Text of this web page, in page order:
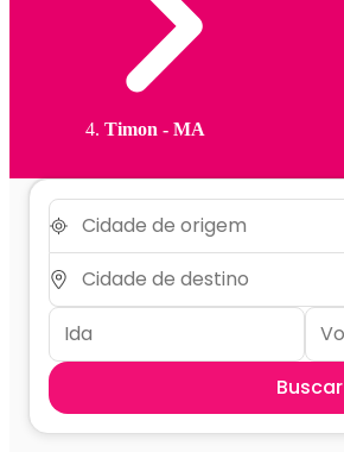
Timon - MA
Buscar